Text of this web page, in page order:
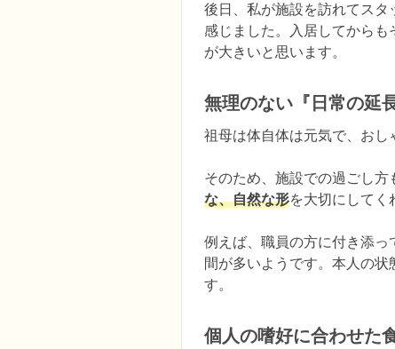
後日、私が施設を訪れてス
感じました。入居してから
が大きいと思います。
無理のない『日常の延
祖母は体自体は元気で、おし
そのため、施設での過ごし方
な、自然な形を大切にしてく
例えば、職員の方に付き添
間が多いようです。本人の
す。
個人の嗜好に合わせた